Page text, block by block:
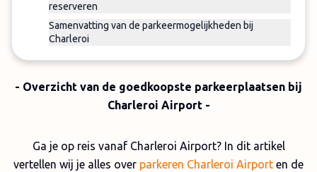
reserveren
Samenvatting van de parkeermogelijkheden bij
Charleroi
- Overzicht van de goedkoopste parkeerplaatsen bij
Charleroi Airport -
Ga je op reis vanaf Charleroi Airport? In dit artikel
vertellen wij je alles over parkeren Charleroi Airport en de